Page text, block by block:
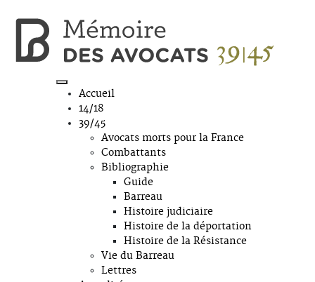
Accueil
14/18
39/45
Avocats morts pour la France
Combattants
Bibliographie
Guide
Barreau
Histoire judiciaire
Histoire de la déportation
Histoire de la Résistance
Vie du Barreau
Lettres